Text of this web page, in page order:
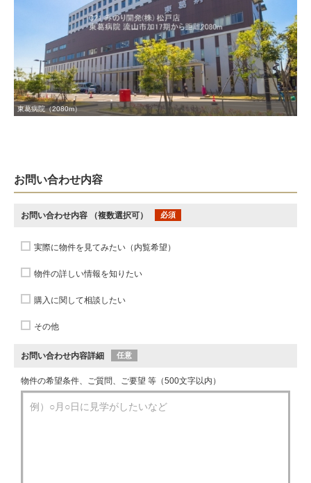
東葛病院（2080m）
お問い合わせ内容
お問い合わせ内容 （複数選択可） 必須
実際に物件を見てみたい（内覧希望）
物件の詳しい情報を知りたい
購入に関して相談したい
その他
お問い合わせ内容詳細 任意
物件の希望条件、ご質問、ご要望 等（500文字以内）